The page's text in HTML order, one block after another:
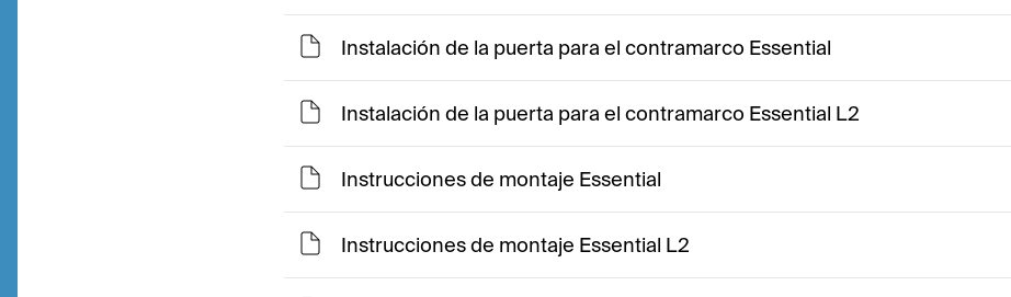
Instalación de la puerta para el contramarco Essential
Instalación de la puerta para el contramarco Essential L2
Instrucciones de montaje Essential
Instrucciones de montaje Essential L2